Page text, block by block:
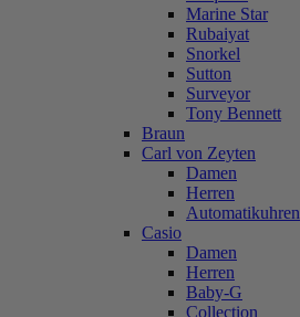
Marine Star
Rubaiyat
Snorkel
Sutton
Surveyor
Tony Bennett
Braun
Carl von Zeyten
Damen
Herren
Automatikuhren
Casio
Damen
Herren
Baby-G
Collection